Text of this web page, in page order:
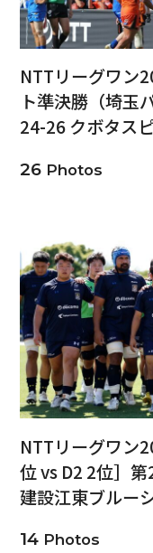
NTTリーグワン
ト準決勝（埼玉
24-26 クボタス
26Photos
NTTリーグワン
位 vs D2 2位］
建設江東ブルー
14Photos